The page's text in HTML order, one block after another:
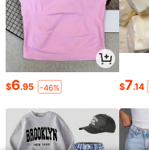
$6.95 -46% $7.14